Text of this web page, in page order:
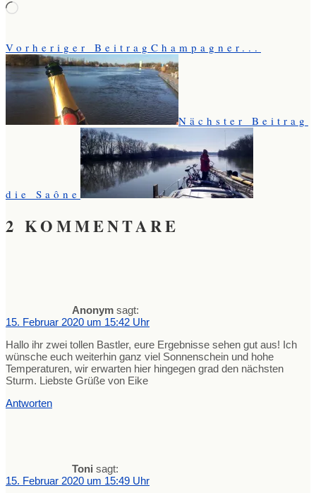
Wird
Vorheriger Beitrag Champagner...
Nächster Beitrag
die Saône
2 KOMMENTARE
Anonym sagt:
15. Februar 2020 um 15:42 Uhr
Hallo ihr zwei tollen Bastler, eure Ergebnisse sehen gut aus! Ich
wünsche euch weiterhin ganz viel Sonnenschein und hohe
Temperaturen, wir erwarten hier hingegen grad den nächsten
Sturm. Liebste Grüße von Eike
Antworten
Toni sagt:
15. Februar 2020 um 15:49 Uhr